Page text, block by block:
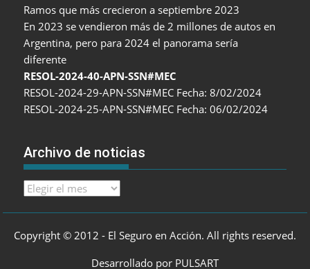
Ramos que más crecieron a septiembre 2023
En 2023 se vendieron más de 2 millones de autos en
Argentina, pero para 2024 el panorama sería
diferente
RESOL-2024-40-APN-SSN#MEC
RESOL-2024-29-APN-SSN#MEC Fecha: 8/02/2024
RESOL-2024-25-APN-SSN#MEC Fecha: 06/02/2024
Archivo de noticias
Archivo
Copyright © 2012 - El Seguro en Acción. All rights reserved.
Desarrollado por PULSART